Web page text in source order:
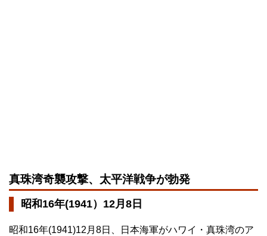
真珠湾奇襲攻撃、太平洋戦争が勃発
昭和16年(1941）12月8日
昭和16年(1941)12月8日、日本海軍がハワイ・真珠湾のア